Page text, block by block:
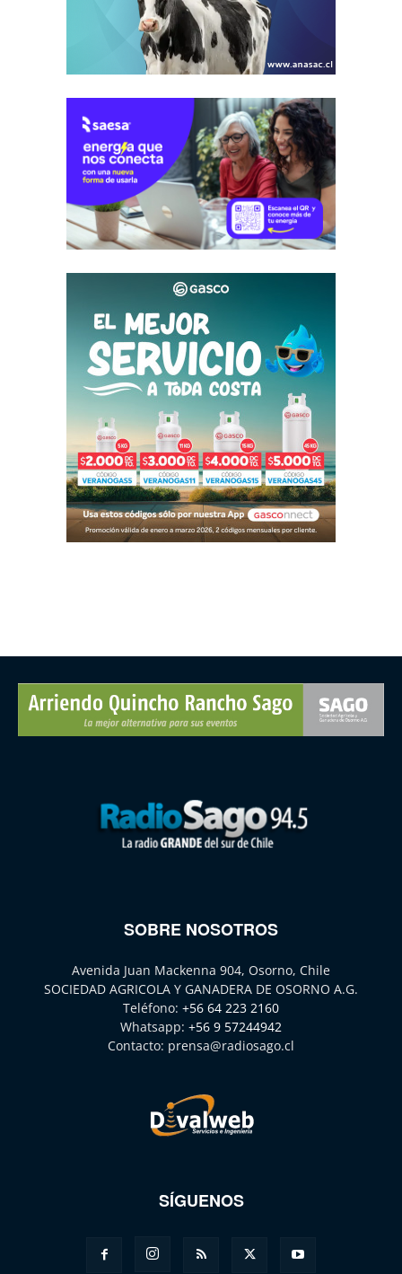
SOBRE NOSOTROS
Avenida Juan Mackenna 904, Osorno, Chile
SOCIEDAD AGRICOLA Y GANADERA DE OSORNO A.G.
Teléfono: +56 64 223 2160
Whatsapp: +56 9 57244942
Contacto: prensa@radiosago.cl
SÍGUENOS